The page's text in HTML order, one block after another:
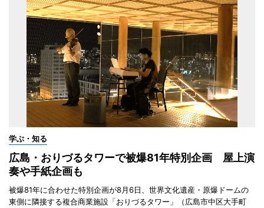
学ぶ・知る
広島・おりづるタワーで被爆81年特別企画 屋上演
奏や手紙企画も
被爆81年に合わせた特別企画が8月6日、世界文化遺産・原爆ドームの
東側に隣接する複合商業施設「おりづるタワー」（広島市中区大手町